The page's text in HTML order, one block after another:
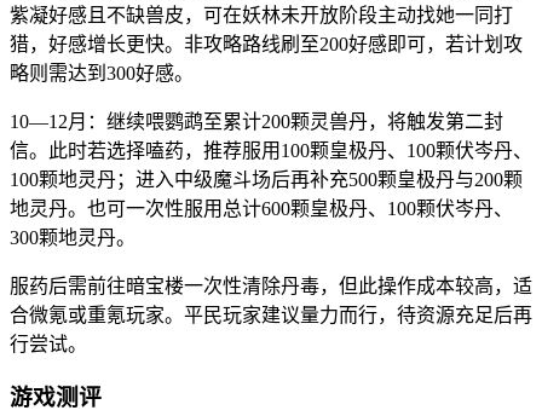
紫凝好感且不缺兽皮，可在妖林未开放阶段主动找她一同打
猎，好感增长更快。非攻略路线刷至200好感即可，若计划攻
略则需达到300好感。
10—12月：继续喂鹦鹉至累计200颗灵兽丹，将触发第二封
信。此时若选择嗑药，推荐服用100颗皇极丹、100颗伏岑丹、
100颗地灵丹；进入中级魔斗场后再补充500颗皇极丹与200颗
地灵丹。也可一次性服用总计600颗皇极丹、100颗伏岑丹、
300颗地灵丹。
服药后需前往暗宝楼一次性清除丹毒，但此操作成本较高，适
合微氪或重氪玩家。平民玩家建议量力而行，待资源充足后再
行尝试。
游戏测评